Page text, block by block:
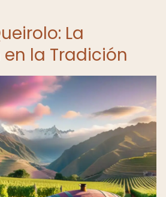
La
la Tradición